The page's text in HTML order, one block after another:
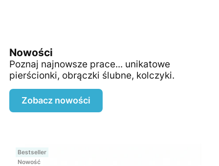
Nowości
Poznaj najnowsze prace... unikatowe
pierścionki, obrączki ślubne, kolczyki.
Zobacz nowości
Bestseller
Nowość